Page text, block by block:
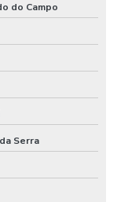
do Campo
Serra